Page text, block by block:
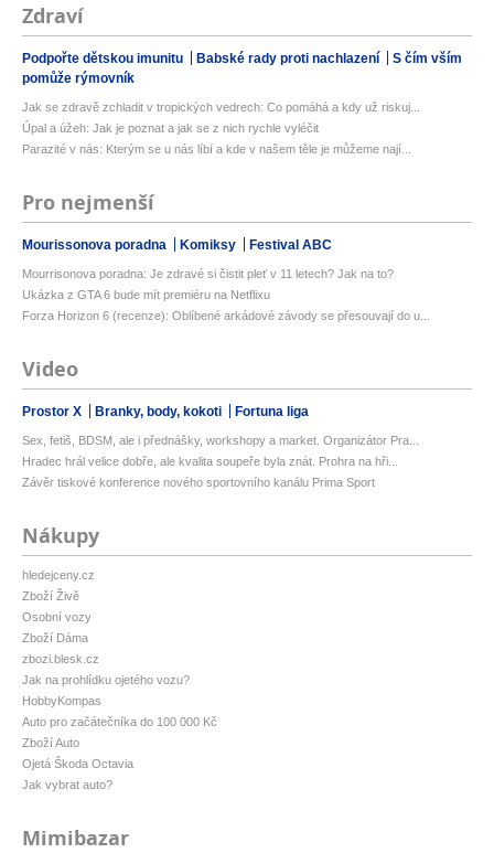
Zdraví
Podpořte dětskou imunitu Babské rady proti nachlazení
S čím vším
pomůže rýmovník
Jak se zdravě zchladit v tropických vedrech: Co pomáhá a kdy už riskuj...
Úpal a úžeh: Jak je poznat a jak se z nich rychle vyléčit
Parazité v nás: Kterým se u nás líbí a kde v našem těle je můžeme nají...
Pro nejmenší
Mourissonova poradna Komiksy Festival ABC
Mourrisonova poradna: Je zdravé si čistit pleť v 11 letech? Jak na to?
Ukázka z GTA 6 bude mít premiéru na Netflixu
Forza Horizon 6 (recenze): Oblíbené arkádové závody se přesouvají do u...
Video
Prostor X Branky, body, kokoti Fortuna liga
Sex, fetiš, BDSM, ale i přednášky, workshopy a market. Organizátor Pra...
Hradec hrál velice dobře, ale kvalita soupeře byla znát. Prohra na hři...
Závěr tiskové konference nového sportovního kanálu Prima Sport
Nákupy
hledejceny.cz
Zboží Živě
Osobní vozy
Zboží Dáma
zbozi.blesk.cz
Jak na prohlídku ojetého vozu?
HobbyKompas
Auto pro začátečníka do 100 000 Kč
Zboží Auto
Ojetá Škoda Octavia
Jak vybrat auto?
Mimibazar